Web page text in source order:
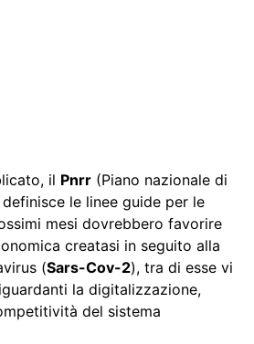
il Pnrr (Piano nazionale di
le linee guide per le
mesi dovrebbero favorire
creatasi in seguito alla
(Sars-Cov-2), tra di esse vi
la digitalizzazione,
del sistema